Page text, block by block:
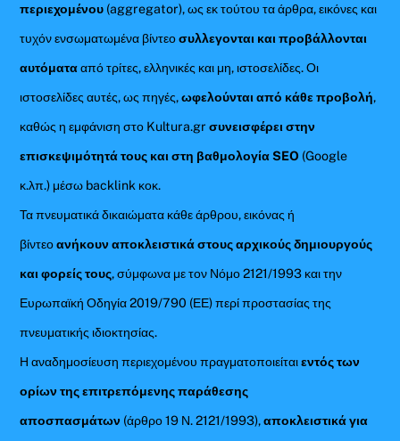
περιεχομένου (aggregator), ως εκ τούτου τα άρθρα, εικόνες και
τυχόν ενσωματωμένα βίντεοσυλλεγονται και προβάλλονται
αυτόματααπό τρίτες, ελληνικές και μη, ιστοσελίδες. Οι
ιστοσελίδες αυτές, ως πηγές,ωφελούνται από κάθε προβολή,
καθώς η εμφάνιση στο Kultura.gr συνεισφέρει στην
επισκεψιμότητά τους και στη βαθμολογία SEO (Google
κ.λπ.) μέσω backlink κοκ.
Τα πνευματικά δικαιώματα κάθε άρθρου, εικόνας ή
βίντεοανήκουν αποκλειστικά στους αρχικούς δημιουργούς
και φορείς τους, σύμφωνα με τον Νόμο 2121/1993 και την
Ευρωπαϊκή Οδηγία 2019/790 (ΕΕ) περί προστασίας της
πνευματικής ιδιοκτησίας.
Η αναδημοσίευση περιεχομένου πραγματοποιείταιεντός των
ορίων της επιτρεπόμενης παράθεσης
αποσπασμάτων (άρθρο 19 Ν. 2121/1993),αποκλειστικά για